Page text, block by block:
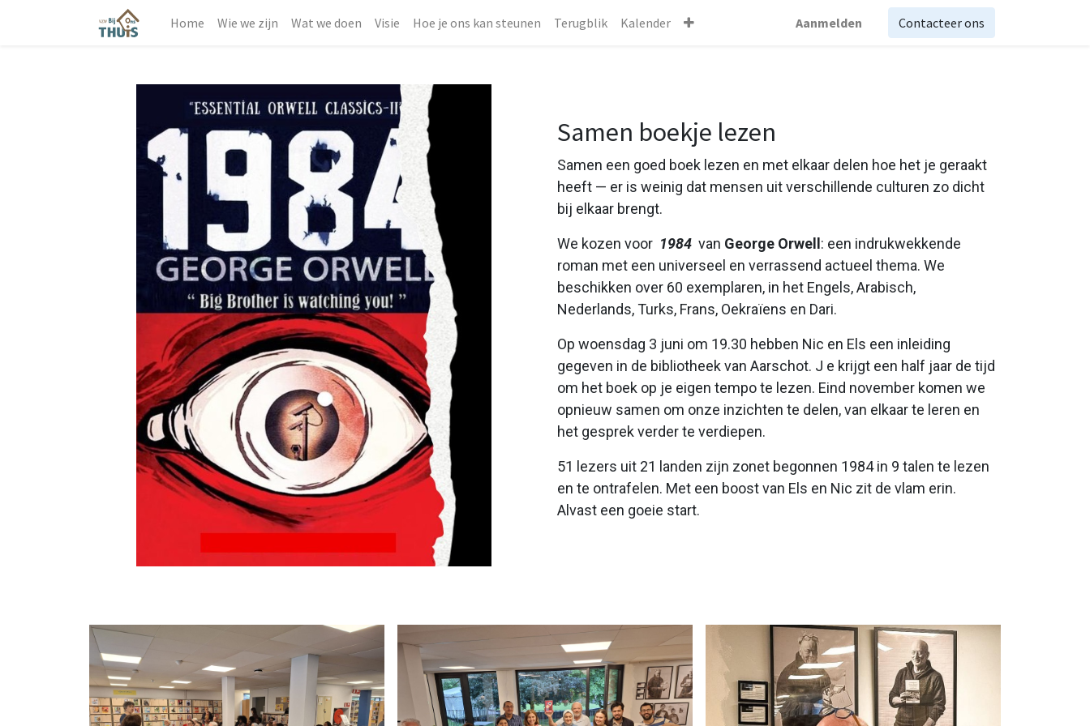
Home Wie we zijn Wat we doen Visie Hoe je ons kan steunen Terugblik Kalender Aanmelden Contacteer ons
Samen boekje lezen
Samen een goed boek lezen en met elkaar delen hoe het je geraakt
heeft — er is weinig dat mensen uit verschillende culturen zo dicht
bij elkaar brengt.
We kozen voor 1984 van George Orwell : een indrukwekkende
roman met een universeel en verrassend actueel thema. We
beschikken over 60 exemplaren, in het Engels, Arabisch,
Nederlands, Turks, Frans, Oekraïens en Dari.
Op woensdag 3 juni om 19.30 hebben Nic en Els een inleiding
gegeven in de bibliotheek van Aarschot. J e krijgt een half jaar de tijd
om het boek op je eigen tempo te lezen. Eind november komen we
opnieuw samen om onze inzichten te delen, van elkaar te leren en
het gesprek verder te verdiepen.
51 lezers uit 21 landen zijn zonet begonnen 1984 in 9 talen te lezen
en te ontrafelen. Met een boost van Els en Nic zit de vlam erin.
Alvast een goeie start.